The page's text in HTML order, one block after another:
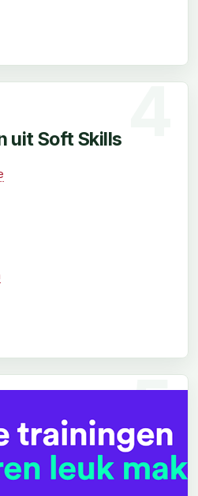
uit Soft Skills